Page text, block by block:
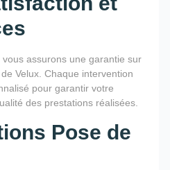
vous assurons une garantie sur
Velux. Chaque intervention
pour garantir votre
des prestations réalisées.
Pose de